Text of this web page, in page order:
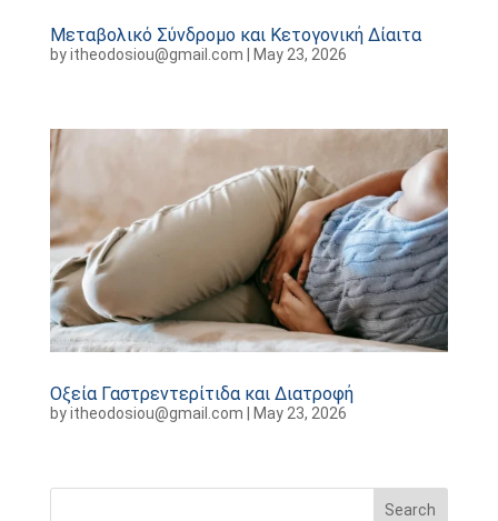
Μεταβολικό Σύνδρομο και Κετογονική Δίαιτα
byitheodosiou@gmail.com May 23, 2026
Οξεία Γαστρεντερίτιδα και Διατροφή
byitheodosiou@gmail.com May 23, 2026
Search